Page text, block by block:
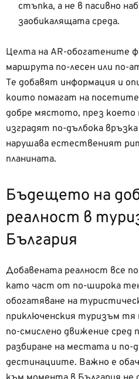
стъпка, а не в пасивно
заобикалящата среда.
Целта на AR-обогатените
маршрута по-лесен или по-
Те добавят информация и
които помагат на
добре мястото, през което
изградят по-дълбока връзка
нарушава естественият
планината.
Бъдещето на
реалност в
България
Добавената реалност все
като част от по-широка
обогатяване на
приключенския туризъм тя
по-смислено движение сред
разбиране на местата и по-
дестинациите. Важно е